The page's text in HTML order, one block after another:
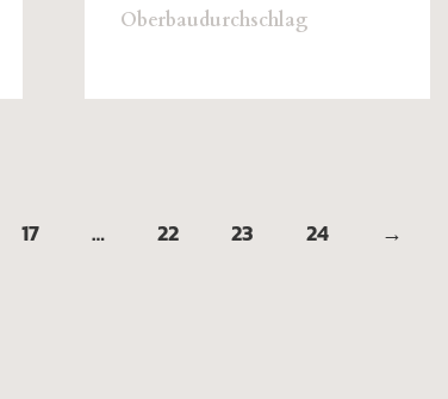
Oberbaudurchschlag
17 … 22 23 24 →